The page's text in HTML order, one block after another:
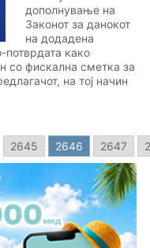
дополнување на
Законот за данокот
на додадена
потврдата како
со фискална сметка за
на тој начин
2645 2646 2647